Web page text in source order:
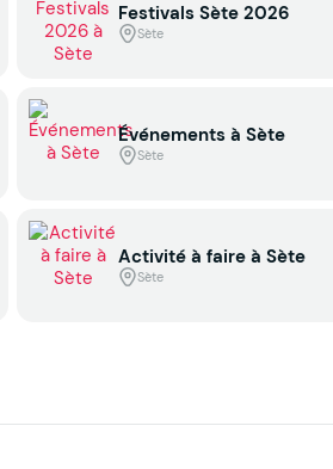
Festivals Sète 2026
Sète
Événements à Sète
Sète
Activité à faire à Sète
Sète